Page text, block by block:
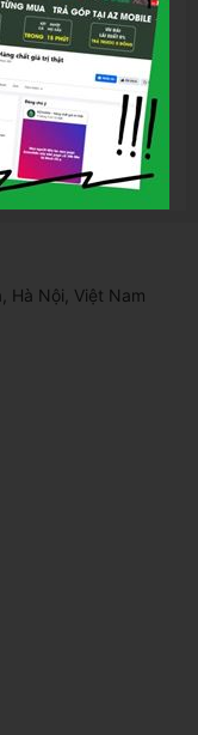
hơn, bạn vui
hơn
hơn
Hà Nội, Việt Nam